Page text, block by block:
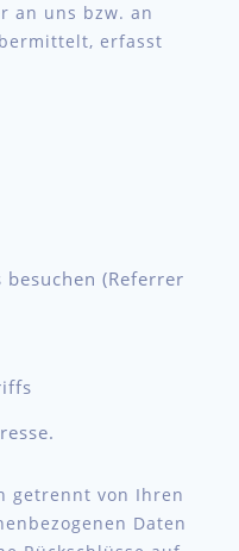
an uns bzw. an
erfasst
(Referrer
getrennt von Ihren
Daten